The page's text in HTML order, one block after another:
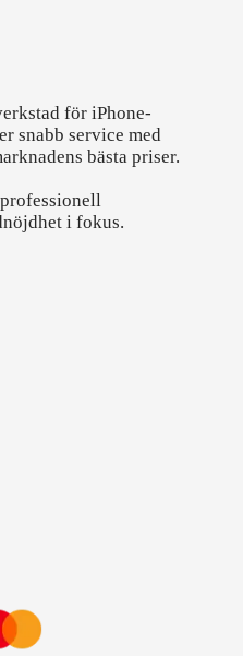
för iPhone-
snabb service med
bästa priser.
i fokus.